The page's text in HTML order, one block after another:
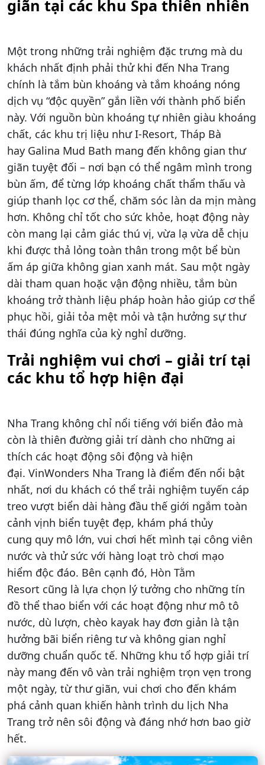
giãn tại các khu Spa thiên nhiên
Một trong những trải nghiệm đặc trưng mà du
khách nhất định phải thử khi đến Nha Trang
chính là tắm bùn khoáng và tắm khoáng nóng
dịch vụ “độc quyền” gắn liền với thành phố biển
này. Với nguồn bùn khoáng tự nhiên giàu khoáng
chất, các khu trị liệu như I-Resort, Tháp Bà
hay Galina Mud Bath mang đến không gian thư
giãn tuyệt đối – nơi bạn có thể ngâm mình trong
bùn ấm, để từng lớp khoáng chất thẩm thấu và
giúp thanh lọc cơ thể, chăm sóc làn da mịn màng
hơn. Không chỉ tốt cho sức khỏe, hoạt động này
còn mang lại cảm giác thú vị, vừa lạ vừa dễ chịu
khi được thả lỏng toàn thân trong một bể bùn
ấm áp giữa không gian xanh mát. Sau một ngày
dài tham quan hoặc vận động nhiều, tắm bùn
khoáng trở thành liệu pháp hoàn hảo giúp cơ thể
phục hồi, giải tỏa mệt mỏi và tận hưởng sự thư
thái đúng nghĩa của kỳ nghỉ dưỡng.
Trải nghiệm vui chơi – giải trí tại
các khu tổ hợp hiện đại
Nha Trang không chỉ nổi tiếng với biển đảo mà
còn là thiên đường giải trí dành cho những ai
thích các hoạt động sôi động và hiện
đại. VinWonders Nha Trang là điểm đến nổi bật
nhất, nơi du khách có thể trải nghiệm tuyến cáp
treo vượt biển dài hàng đầu thế giới ngắm toàn
cảnh vịnh biển tuyệt đẹp, khám phá thủy
cung quy mô lớn, vui chơi hết mình tại công viên
nước và thử sức với hàng loạt trò chơi mạo
hiểm độc đáo. Bên cạnh đó, Hòn Tằm
Resort cũng là lựa chọn lý tưởng cho những tín
đồ thể thao biển với các hoạt động như mô tô
nước, dù lượn, chèo kayak hay đơn giản là tận
hưởng bãi biển riêng tư và không gian nghỉ
dưỡng chuẩn quốc tế. Những khu tổ hợp giải trí
này mang đến vô vàn trải nghiệm trọn vẹn trong
một ngày, từ thư giãn, vui chơi cho đến khám
phá cảnh quan khiến hành trình du lịch Nha
Trang trở nên sôi động và đáng nhớ hơn bao giờ
hết.